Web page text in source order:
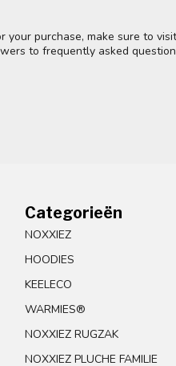
purchase, make sure to
to frequently asked
Categorieën
NOXXIEZ
HOODIES
KEELECO
WARMIES®
NOXXIEZ RUGZAK
NOXXIEZ PLUCHE FAMILIE